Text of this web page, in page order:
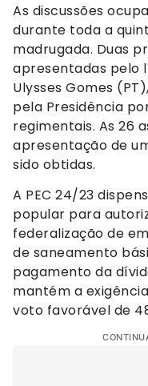
As discussões
durante toda a
madrugada. Duas
apresentadas pelo
Ulysses Gomes
pela Presidência
regimentais. As 26
apresentação de
sido obtidas.
A PEC 24/23
popular para
federalização de
de saneamento
pagamento da
mantém a
voto favorável de